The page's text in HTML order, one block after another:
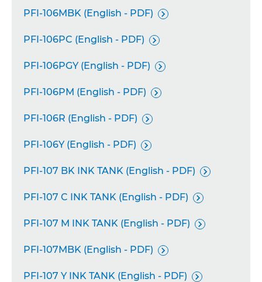
PFI-106MBK (English - PDF) 
PFI-106PC (English - PDF) 
PFI-106PGY (English - PDF) 
PFI-106PM (English - PDF) 
PFI-106R (English - PDF) 
PFI-106Y (English - PDF) 
PFI-107 BK INK TANK (English - PDF) 
PFI-107 C INK TANK (English - PDF) 
PFI-107 M INK TANK (English - PDF) 
PFI-107MBK (English - PDF) 
PFI-107 Y INK TANK (English - PDF) 